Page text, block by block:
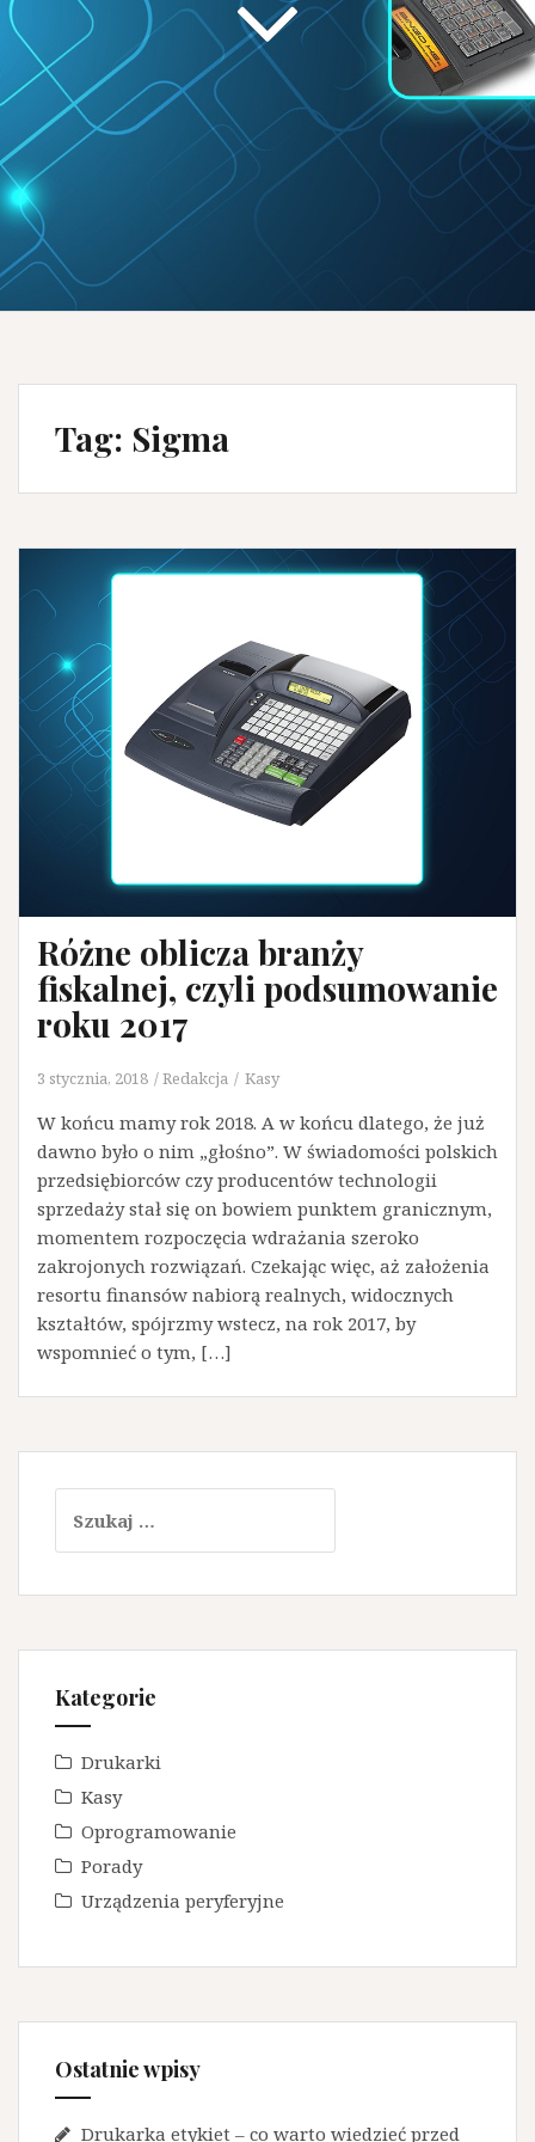
Tag: Sigma
Różne oblicza branży
fiskalnej, czyli podsumowanie
roku 2017
3 stycznia, 2018 Redakcja Kasy
W końcu mamy rok 2018. A w końcu dlatego, że już
dawno było o nim „głośno”. W świadomości polskich
przedsiębiorców czy producentów technologii
sprzedaży stał się on bowiem punktem granicznym,
momentem rozpoczęcia wdrażania szeroko
zakrojonych rozwiązań. Czekając więc, aż założenia
resortu finansów nabiorą realnych, widocznych
kształtów, spójrzmy wstecz, na rok 2017, by
wspomnieć o tym, […]
Kategorie
Drukarki
Kasy
Oprogramowanie
Porady
Urządzenia peryferyjne
Ostatnie wpisy
Drukarka etykiet – co warto wiedzieć przed